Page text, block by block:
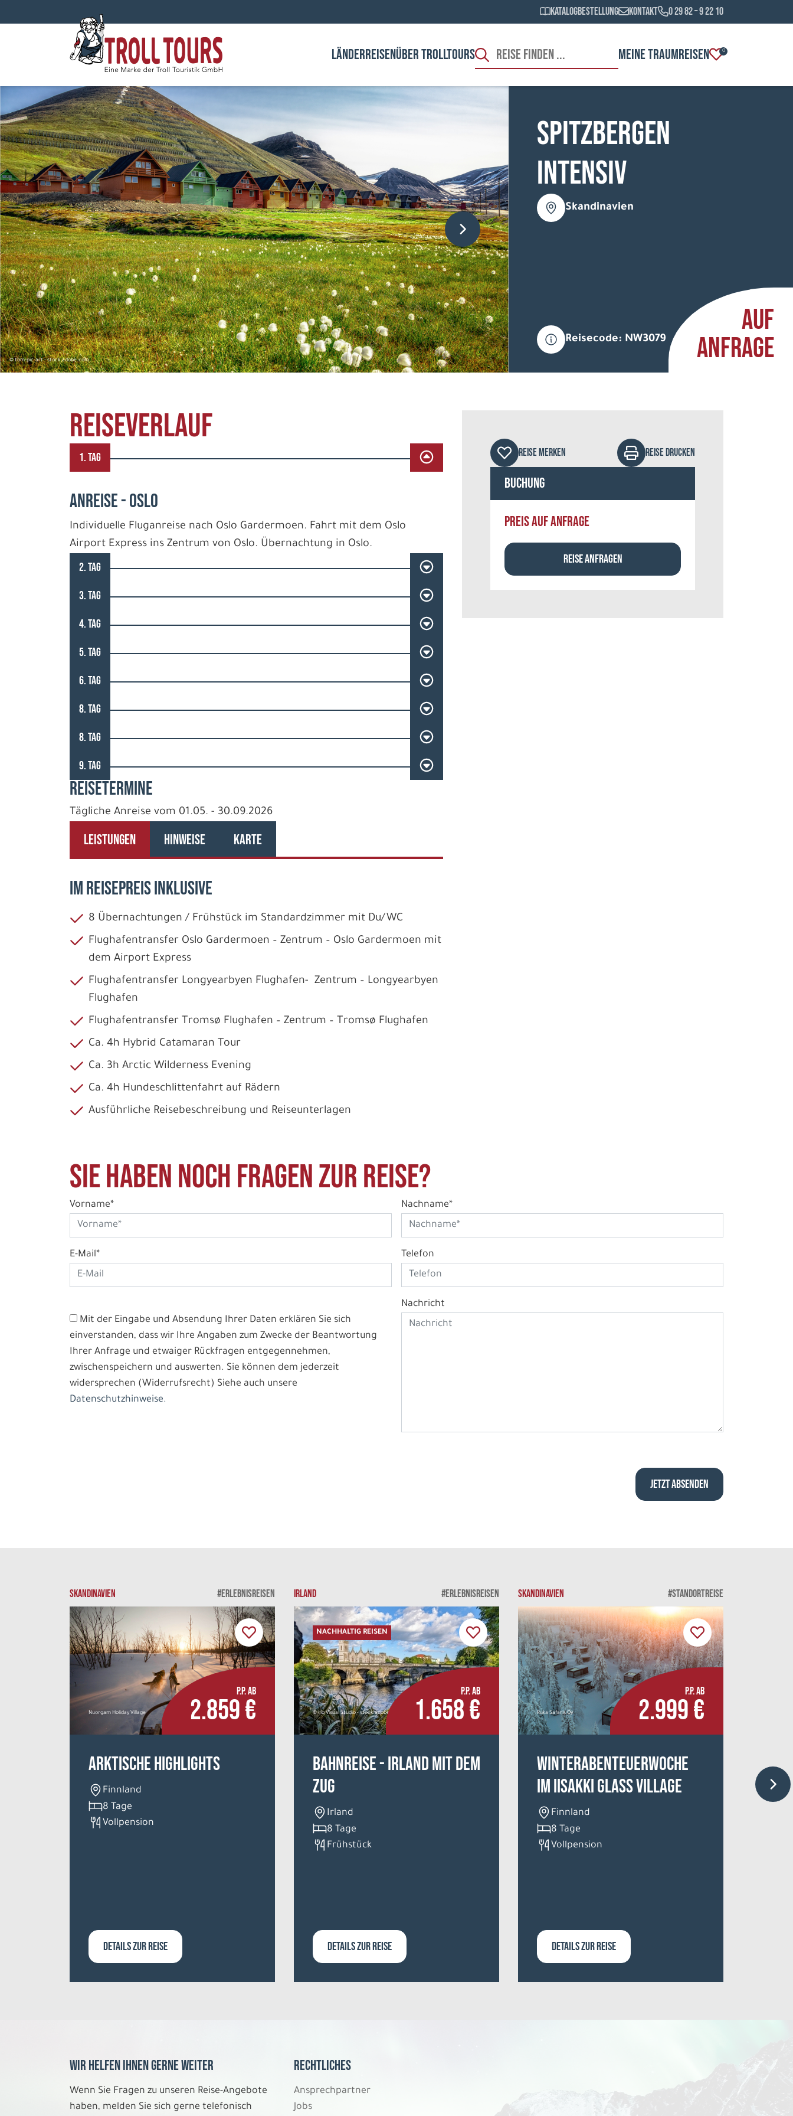
Katalogbestellung Kontakt 0 29 82 – 9 22 10
LÄNDERREISENÜBER TROLLTOURS MEINE TRAUMREISEN 0
© tom-pic-art - stock.adobe.com
Spitzbergen
intensiv
Skandinavien
Reisecode: NW3079
AUF
ANFRAGE
REISEVERLAUF
1. TAG
ANREISE - OSLO
Individuelle Fluganreise nach Oslo Gardermoen. Fahrt mit dem Oslo
Airport Express ins Zentrum von Oslo. Übernachtung in Oslo.
2. TAG
3. TAG
4. TAG
5. TAG
6. TAG
8. TAG
8. TAG
9. TAG
REISETERMINE
Tägliche Anreise vom 01.05. - 30.09.2026
LEISTUNGEN HINWEISE KARTE
IM REISEPREIS INKLUSIVE
8 Übernachtungen / Frühstück im Standardzimmer mit Du/WC
Flughafentransfer Oslo Gardermoen – Zentrum – Oslo Gardermoen mit
dem Airport Express
Flughafentransfer Longyearbyen Flughafen- Zentrum – Longyearbyen
Flughafen
Flughafentransfer Tromsø Flughafen – Zentrum – Tromsø Flughafen
Ca. 4h Hybrid Catamaran Tour
Ca. 3h Arctic Wilderness Evening
Ca. 4h Hundeschlittenfahrt auf Rädern
Ausführliche Reisebeschreibung und Reiseunterlagen
REISE MERKEN REISE DRUCKEN
Buchung
PREIS AUF ANFRAGE
REISE ANFRAGEN
Sie haben noch Fragen zur Reise?
Vorname* Nachname*
E-Mail* Telefon
Mit der Eingabe und Absendung Ihrer Daten erklären Sie sich
einverstanden, dass wir Ihre Angaben zum Zwecke der Beantwortung
Ihrer Anfrage und etwaiger Rückfragen entgegennehmen,
zwischenspeichern und auswerten. Sie können dem jederzeit
widersprechen (Widerrufsrecht) Siehe auch unsere
Datenschutzhinweise.
Nachricht
SKANDINAVIEN #ERLEBNISREISEN
Nuorgam Holiday Village
P.P. AB
2.859 €
Arktische Highlights
Finnland
8 Tage
Vollpension
DETAILS ZUR REISE
IRLAND #ERLEBNISREISEN
NACHHALTIG REISEN
© Hq Visual Studio - stock.adobe.com
P.P. AB
1.658 €
Bahnreise - Irland mit dem
Zug
Irland
8 Tage
Frühstück
DETAILS ZUR REISE
SKANDINAVIEN #STANDORTREISE
Ruka Safaris Oy
P.P. AB
2.999 €
Winterabenteuerwoche
im Iisakki Glass Village
Finnland
8 Tage
Vollpension
DETAILS ZUR REISE
Wir helfen Ihnen gerne weiter
Wenn Sie Fragen zu unseren Reise-Angebote
haben, melden Sie sich gerne telefonisch
Rechtliches
Ansprechpartner
Jobs